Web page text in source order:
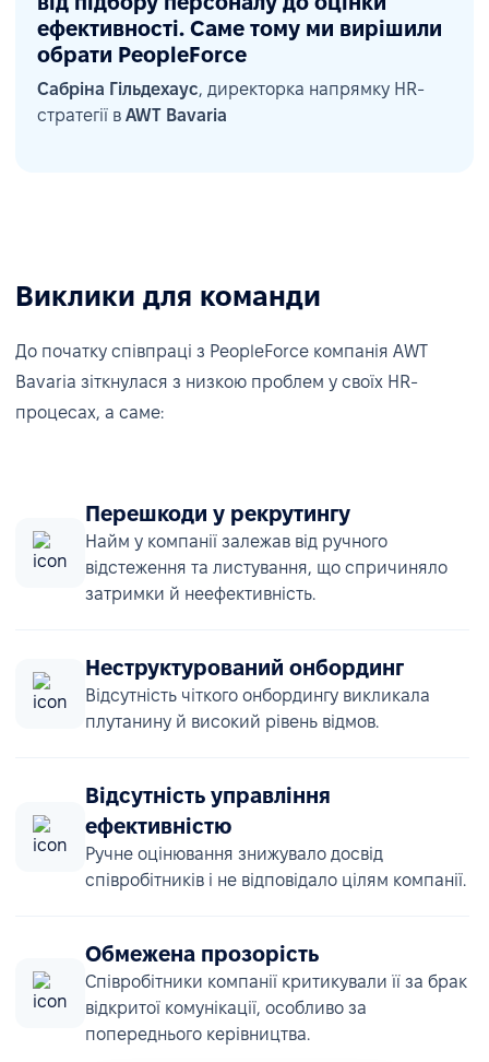
ефективності. Саме тому ми вирішили
обрати PeopleForce
Сабріна Гільдехаус, директорка напрямку HR-
стратегії в AWT Bavaria
Виклики для команди
До початку співпраці з PeopleForce компанія AWT
Bavaria зіткнулася з низкою проблем у своїх HR-
процесах, а саме:
Перешкоди у рекрутингу
Найм у компанії залежав від ручного
відстеження та листування, що спричиняло
затримки й неефективність.
Неструктурований онбординг
Відсутність чіткого онбордингу викликала
плутанину й високий рівень відмов.
Відсутність управління
ефективністю
Ручне оцінювання знижувало досвід
співробітників і не відповідало цілям компанії.
Обмежена прозорість
Співробітники компанії критикували її за брак
відкритої комунікації, особливо за
попереднього керівництва.